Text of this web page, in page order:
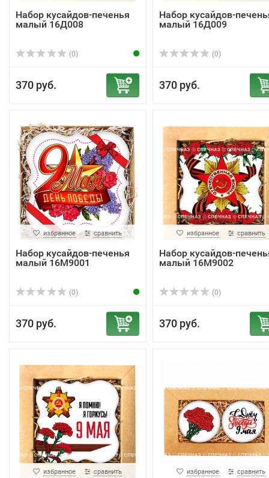
Набор кусайдов-печенья
малый 16Д008
(0)
370 руб.
Набор кусайдов-
малый 16Д009
(0)
370 руб.
избранное сравнить
Набор кусайдов-печенья
малый 16М9001
(0)
370 руб.
избранное сравнить
Набор кусайдов-
малый 16М9002
(0)
370 руб.
избранное сравнить избранное сравнить